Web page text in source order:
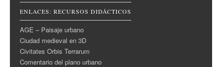
ENLACES: RECURSOS DIDÁCTICOS
AGE – Paisaje urbano
Ciudad medieval en 3D
Civitates Orbis Terrarum
Comentario del plano urbano